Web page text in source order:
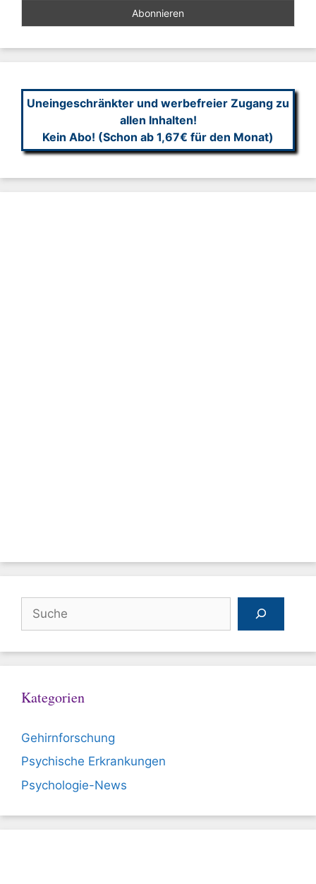
Uneingeschränkter und werbefreier Zugang zu
allen Inhalten!
Kein Abo! (Schon ab 1,67€ für den Monat)
Kategorien
Gehirnforschung
Psychische Erkrankungen
Psychologie-News